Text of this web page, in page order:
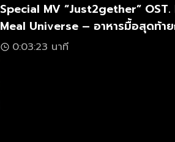
Special MV “Just2gether”
Meal Universe – อาหารมื้อสุดท้า
โลกกลายเป็นทางด่วนอวกาศ
0:03:23 นาที